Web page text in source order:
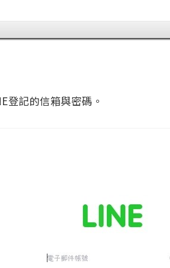
登記的信箱與密碼。